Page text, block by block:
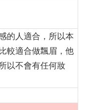
的人適合，所以本
較適合做飄眉，他
以不會有任何妝